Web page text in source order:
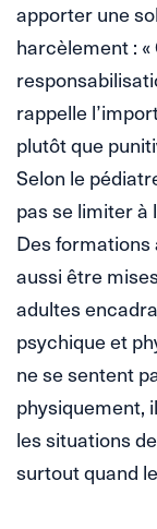
apporter une
harcèlement : «
rappelle
plutôt que
Selon le
pas se limiter à
Des
aussi être
adultes
psychique et
ne se sentent
physiquement,
les situations
surtout quand